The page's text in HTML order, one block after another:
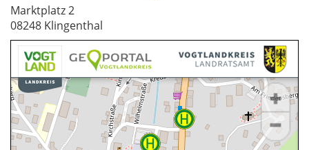
Marktplatz 2
08248 Klingenthal